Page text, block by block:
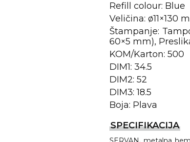
Refill colour: Blue
Veličina: ø11×130
Štampanje:
60×5 mm),
KOM/Karton: 500
DIM1: 34.5
DIM2: 52
DIM3: 18.5
Boja: Plava
SPECIFIKACIJA